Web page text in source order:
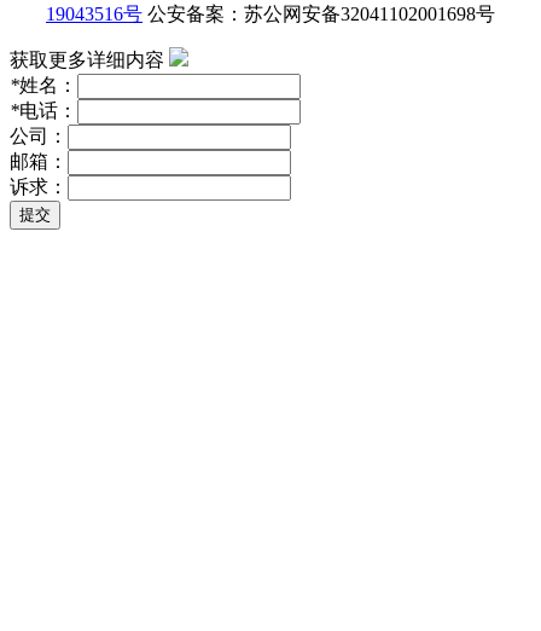
19043516号 公安备案：苏公网安备32041102001698号
获取更多详细内容
*姓名：
*电话：
公司：
邮箱：
诉求：
提交